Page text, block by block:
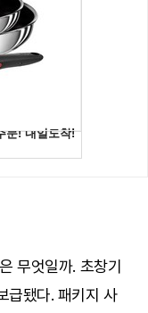
무엇일까. 초창기
급됐다. 패키지 사